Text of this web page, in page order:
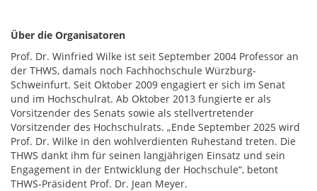
Über die Organisatoren
Prof. Dr. Winfried Wilke ist seit September 2004 Professor an
der THWS, damals noch Fachhochschule Würzburg-
Schweinfurt. Seit Oktober 2009 engagiert er sich im Senat
und im Hochschulrat. Ab Oktober 2013 fungierte er als
Vorsitzender des Senats sowie als stellvertretender
Vorsitzender des Hochschulrats. „Ende September 2025 wird
Prof. Dr. Wilke in den wohlverdienten Ruhestand treten. Die
THWS dankt ihm für seinen langjährigen Einsatz und sein
Engagement in der Entwicklung der Hochschule“, betont
THWS-Präsident Prof. Dr. Jean Meyer.